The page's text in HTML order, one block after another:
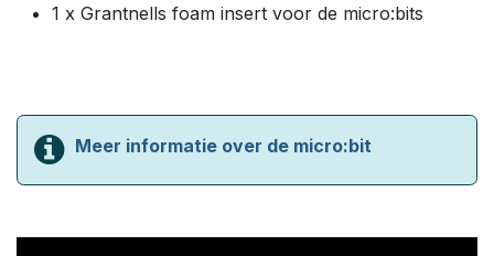
1 x Grantnells foam insert voor de micro:bits
Meer informatie over de micro:bit